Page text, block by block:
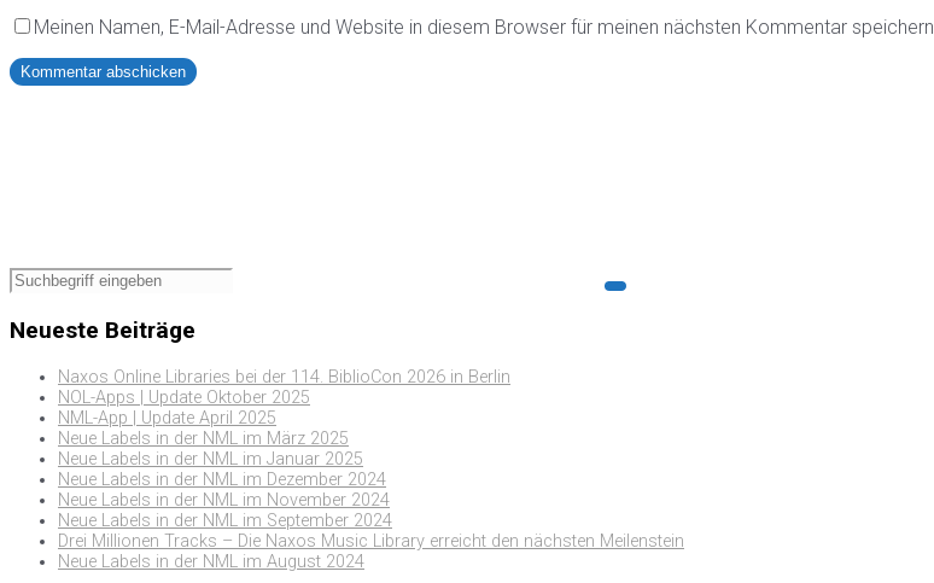
Meinen Namen, E-Mail-Adresse und Website in diesem Browser für meinen nächsten Kommentar speichern.
Neueste Beiträge
Naxos Online Libraries bei der 114. BiblioCon 2026 in Berlin
NOL-Apps | Update Oktober 2025
NML-App | Update April 2025
Neue Labels in der NML im März 2025
Neue Labels in der NML im Januar 2025
Neue Labels in der NML im Dezember 2024
Neue Labels in der NML im November 2024
Neue Labels in der NML im September 2024
Drei Millionen Tracks – Die Naxos Music Library erreicht den nächsten Meilenstein
Neue Labels in der NML im August 2024